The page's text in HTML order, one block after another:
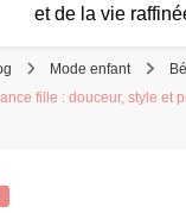
et de la vie
Mode enfant
fille : douceur, style et